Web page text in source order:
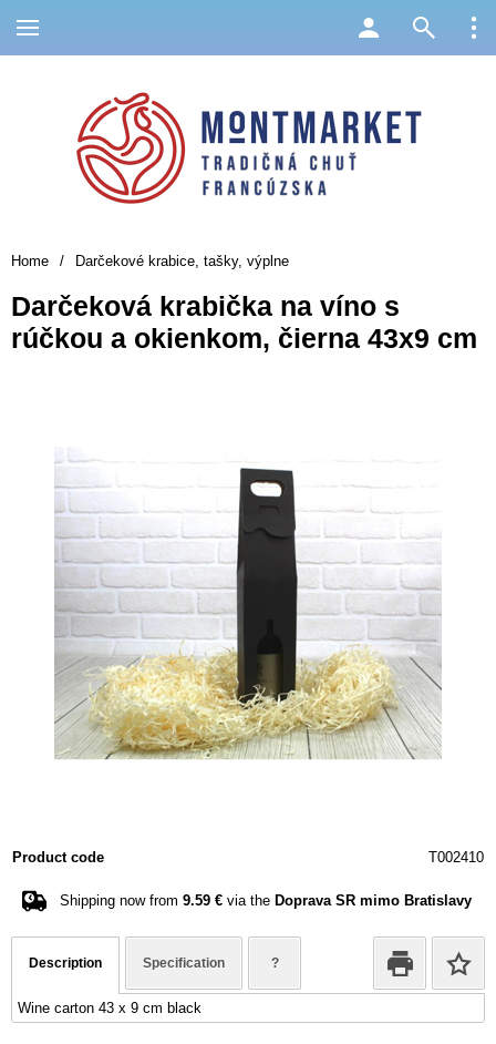
Home / Darčekové krabice, tašky, výplne
Darčeková krabička na víno s
rúčkou a okienkom, čierna 43x9 cm
Product code T002410
Shipping now from 9.59 € via the Doprava SR mimo Bratislavy
Description Specification ?
Wine carton 43 x 9 cm black